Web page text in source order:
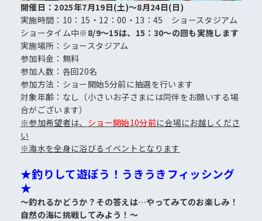
開催日：2025年7月19日(土)～8月24日(日)
実施時間：10：15・12：00・13：45 ショースタジアム
ショータイム中※8/9～15は、15：30～の回も実施します
実施場所：ショースタジアム
参加料金：無料
参加人数：各回20名
参加方法：ショー開始5分前に抽選を行います
対象年齢：なし（小さいお子さまには同伴をお願いする場
合がございます）
※参加希望者は、 ショー開始10分前に会場にお越しくださ
い
※海水を全身に浴びるイベントとなります
★釣りして遊ぼう！うきうきフィッシング
★
～釣れるかどうか？その答えは…やってみてのお楽しみ！
自然の海に挑戦してみよう！～